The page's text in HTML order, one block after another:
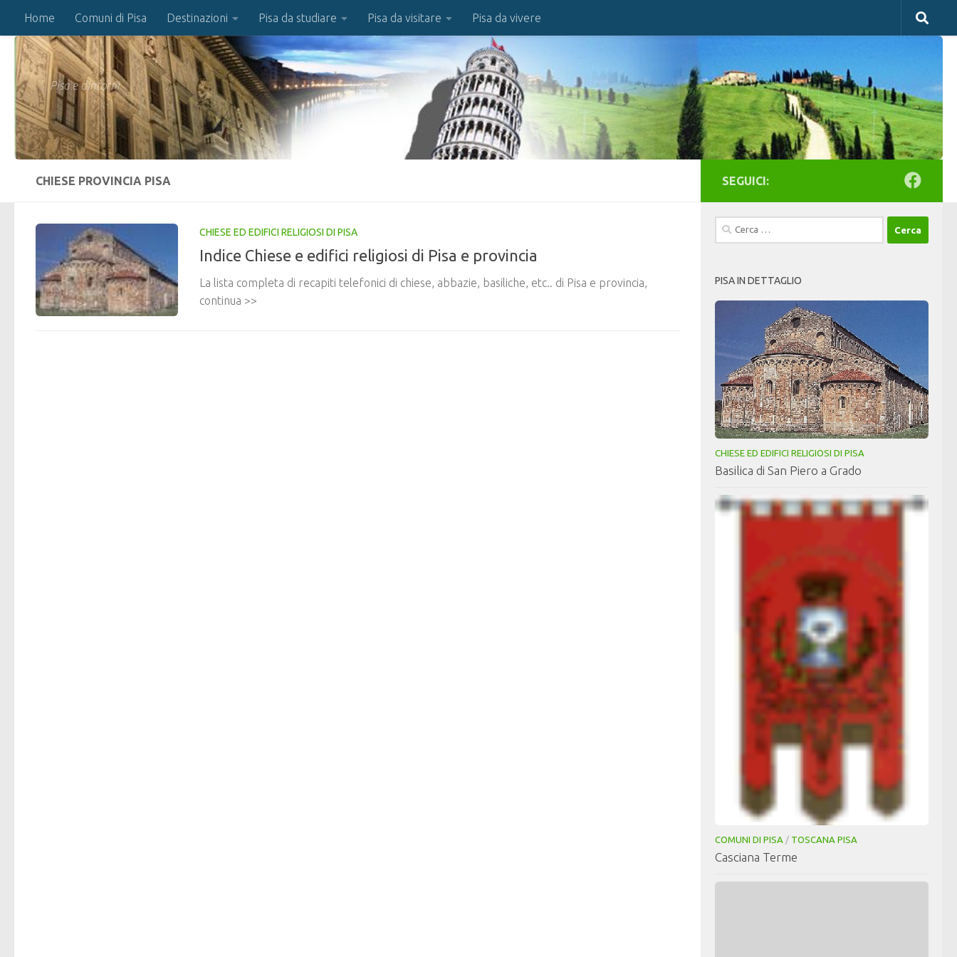
Salta al contenuto
Home Comuni di Pisa Destinazioni Pisa da studiare Pisa da visitare Pisa da vivere
Pisa e dintorni
CHIESE PROVINCIA PISA
CHIESE ED EDIFICI RELIGIOSI DI PISA
Indice Chiese e edifici religiosi di Pisa e provincia
La lista completa di recapiti telefonici di chiese, abbazie, basiliche, etc.. di Pisa e provincia,
continua >>
SEGUICI:
Ricerca
per:
PISA IN DETTAGLIO
CHIESE ED EDIFICI RELIGIOSI DI PISA
Basilica di San Piero a Grado
COMUNI DI PISA / TOSCANA PISA
Casciana Terme